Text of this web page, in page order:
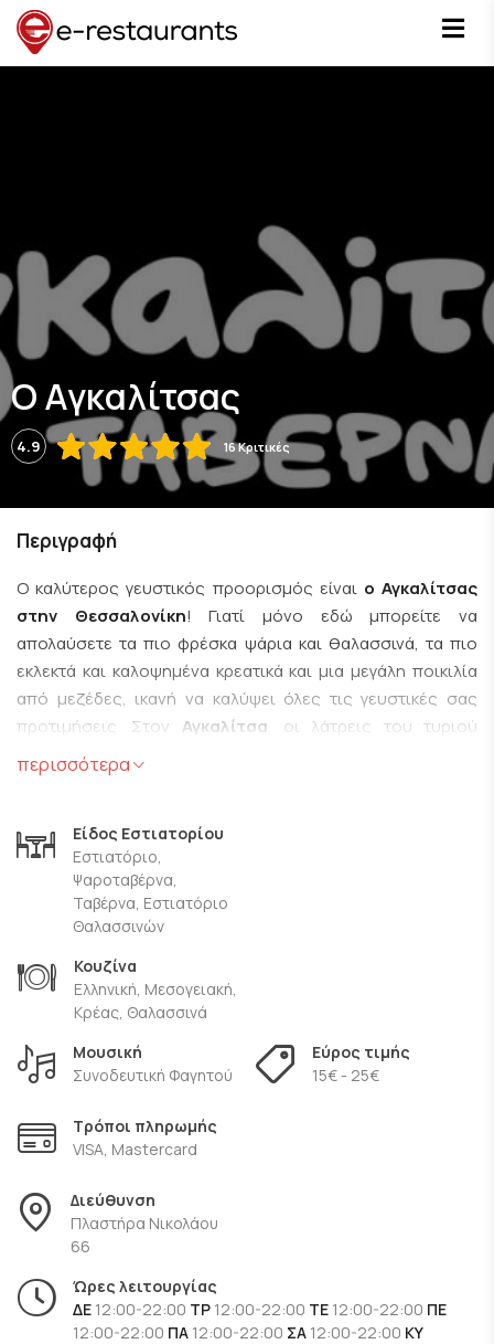
Ο Αγκαλίτσας
4.9 16 Κριτικές
Περιγραφή
Ο καλύτερος γευστικός προορισμός είναιο Αγκαλίτσας
στην Θεσσαλονίκη! Γιατί μόνο εδώ μπορείτε να
απολαύσετε τα πιο φρέσκα ψάρια και θαλασσινά, τα πιο
εκλεκτά και καλοψημένα κρεατικά και μια μεγάλη ποικιλία
από μεζέδες, ικανή να καλύψει όλες τις γευστικές σας
προτιμήσεις. Στον Αγκαλίτσα , οι λάτρεις του τυριού
μπορούν να απολαύσουν, τις πιο νόστιμες τυρολιχουδιές!
Μπορείτε να δοκιμάσετε πεντανόστιμο Σαλονικιώτικο
θα σας εντυπωσιάσει με αυτό τον εκρηκτικό συνδυασμό
γεύσεων! Μην παραλείψετε να δοκιμάσετε καλαμάρι ψητό
ή τηγανιτό, καλοψημένη χοιρινή πανσέτα και την τέλεια
πικάντικη σαλάταπου συνοδεύει κάθε γεύμα σας με
Επισκεφθείτε το εστιατόριο
Θεσσαλονίκηκαι δοκιμάστε μοναδικά πιάτα ελληνικής
περισσότερα
Είδος Εστιατορίου
Εστιατόριο,
Ψαροταβέρνα,
Ταβέρνα, Εστιατόριο
Θαλασσινών
Κουζίνα
Ελληνική, Μεσογειακή,
Κρέας, Θαλασσινά
Μουσική
Συνοδευτική Φαγητού
Εύρος τιμής
15€ - 25€
Τρόποι πληρωμής
VISA, Mastercard
Διεύθυνση
Πλαστήρα Νικολάου
66
Ώρες λειτουργίας
ΔΕ 12:00-22:00 ΤΡ 12:00-22:00 ΤΕ 12:00-22:00 ΠΕ
12:00-22:00 ΠΑ 12:00-22:00 ΣΑ 12:00-22:00 ΚΥ